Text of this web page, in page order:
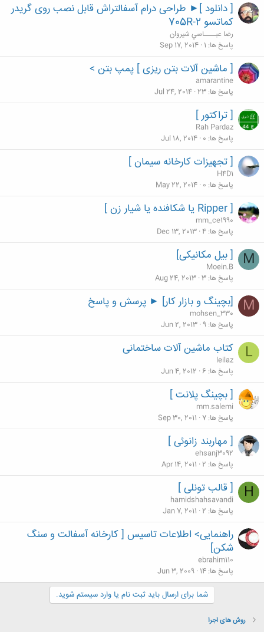
[ دانلود ]► طراحی درام آسفالتراش قابل نصب روی گريدر
کماتسو 705R-2
رضا عبــــاسي شيروان
پاسخ ها 1
Sep 17, 2014
[ ماشین آلات بتن ریزی ] پمپ بتن >
amarantine
پاسخ ها 23
Jul 24, 2014
[ تراکتور ]
Rah Pardaz
پاسخ ها 0
Jul 18, 2014
[ تجهیزات کارخانه سیمان ]
H4D1
پاسخ ها 0
May 22, 2014
[ Ripper یا شکافنده یا شیار زن ]
mm_ce1990
پاسخ ها 4
Dec 13, 2013
M [ بیل مکانیکی]
Moein.B
پاسخ ها 3
Aug 24, 2013
M [بچینگ و بازار کار] ► پرسش و پاسخ
mohsen_330
پاسخ ها 9
Jun 2, 2013
L كتاب ماشين آلات ساختمانی
leilaz
پاسخ ها 6
Jun 4, 2012
[ بچینگ پلانت ]
mm.salemi
پاسخ ها 7
Sep 30, 2011
[ مهاربند زانوئی ]
ehsanj3092
پاسخ ها 2
Apr 14, 2011
H [ قالب تونلی ]
hamidshahsavandi
پاسخ ها 2
Jan 7, 2011
راهنمایی> اطلاعات تاسیس [ کارخانه آسفالت و سنگ
شکن]
ebrahim110
پاسخ ها 14
Jun 3, 2009
شما برای ارسال باید ثبت نام یا وارد سیستم شوید.
روش های اجرا